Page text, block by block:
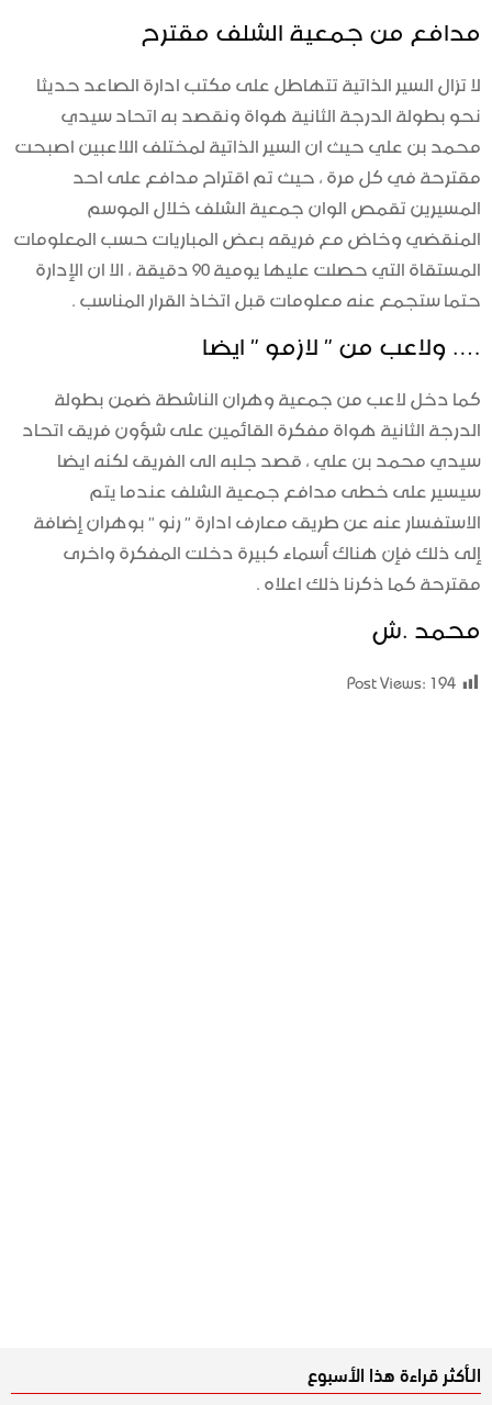
مدافع من جمعية الشلف مقترح
لا تزال السير الذاتية تتهاطل على مكتب ادارة الصاعد حديثا
نحو بطولة الدرجة الثانية هواة ونقصد به اتحاد سيدي
محمد بن علي حيث ان السير الذاتية لمختلف اللاعبين اصبحت
مقترحة في كل مرة ، حيث تم اقتراح مدافع على احد
المسيرين تقمص الوان جمعية الشلف خلال الموسم
المنقضي وخاض مع فريقه بعض المباريات حسب المعلومات
المستقاة التي حصلت عليها يومية 90 دقيقة ، الا ان الإدارة
حتما ستجمع عنه معلومات قبل اتخاذ القرار المناسب .
…. ولاعب من ” لازمو ” ايضا
كما دخل لاعب من جمعية وهران الناشطة ضمن بطولة
الدرجة الثانية هواة مفكرة القائمين على شؤون فريق اتحاد
سيدي محمد بن علي ، قصد جلبه الى الفريق لكنه ايضا
سيسير على خطى مدافع جمعية الشلف عندما يتم
الاستفسار عنه عن طريق معارف ادارة ” رنو ” بوهران إضافة
إلى ذلك فإن هناك أسماء كبيرة دخلت المفكرة واخرى
مقترحة كما ذكرنا ذلك اعلاه .
محمد .ش
Post Views:194
الـأكثر قراءة هذا الأسبوع